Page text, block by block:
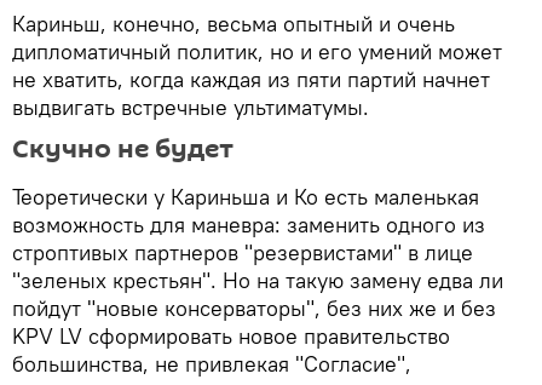
Кариньш, конечно, весьма опытный и очень
дипломатичный политик, но и его умений может
не хватить, когда каждая из пяти партий начнет
выдвигать встречные ультиматумы.
Скучно не будет
Теоретически у Кариньша и Ко есть маленькая
возможность для маневра: заменить одного из
строптивых партнеров "резервистами" в лице
"зеленых крестьян". Но на такую замену едва ли
пойдут "новые консерваторы", без них же и без
KPV LV сформировать новое правительство
большинства, не привлекая "Согласие",